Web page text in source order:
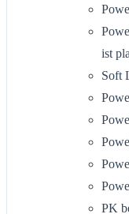
ist
Soft
PK